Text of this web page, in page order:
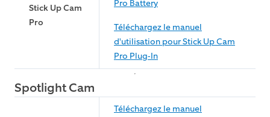
Stick Up Cam
Pro
Pro Battery
Téléchargez le manuel
d'utilisation pour Stick Up Cam
Pro Plug-In
Spotlight Cam
Téléchargez le manuel